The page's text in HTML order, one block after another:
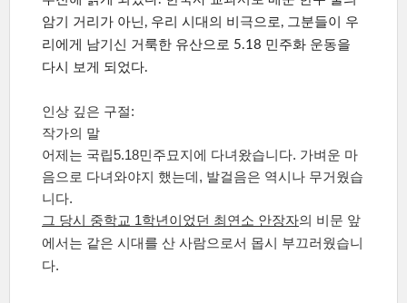
암기 거리가 아닌, 우리 시대의 비극으로, 그분들이 우
리 에게 남기신 거룩한 유산으로 5.18 민주화 운동을
다시 보게 되었다.
인상 깊은 구절:
작가의 말
어제는 국립5.18민주묘지에 다녀왔습니다. 가벼운 마
음으로 다녀와야지 했는데, 발걸음은 역시나 무거웠습
니다.
그 당시 중학교 1학년이었던 최연소 안장자의 비문 앞
에서는 같은 시대를 산 사람으로서 몹시 부끄러웠습니
다.